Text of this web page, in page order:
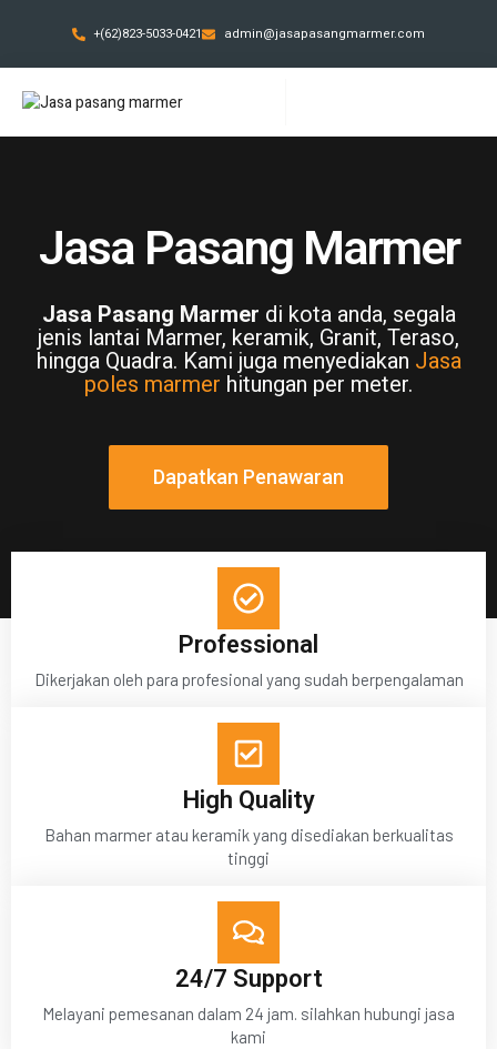
+(62)823-5033-0421 admin@jasapasangmarmer.com
Jasa Pasang Marmer
Jasa Pasang Marmer di kota anda, segala
jenis lantai Marmer, keramik, Granit, Teraso,
hingga Quadra. Kami juga menyediakan Jasa
poles marmer hitungan per meter.
Dapatkan Penawaran
Professional
Dikerjakan oleh para profesional yang sudah berpengalaman
High Quality
Bahan marmer atau keramik yang disediakan berkualitas
tinggi
24/7 Support
Melayani pemesanan dalam 24 jam. silahkan hubungi jasa
kami